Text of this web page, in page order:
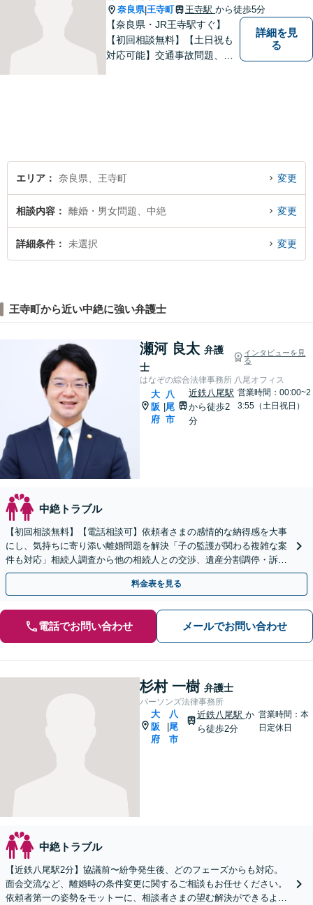
奈良県|王寺町 王寺駅 から徒歩5分
【奈良県・JR王寺駅すぐ】
【初回相談無料】【土日祝も
対応可能】交通事故問題、遺
詳細を見
る
エリア 奈良県、王寺町 変更
相談内容 離婚・男女問題、中絶 変更
詳細条件 未選択 変更
王寺町から近い中絶に強い弁護士
瀬河 良太 弁護
士
インタビューを見
る
はなぞの綜合法律事務所 八尾オフィス
大
阪
府
八
尾
市
近鉄八尾駅
から徒歩2
分
営業時間：00:00~2
3:55（土日祝日）
中絶トラブル
【初回相談無料】【電話相談可】依頼者さまの感情的な納得感を大事
にし、気持ちに寄り添い離婚問題を解決「子の監護が関わる複雑な案
件も対応」相続人調査から他の相続人との交渉、遺産分割調停・訴訟
までお任せください【完全個室対応】【休日・夜間相談可】
料金表を見る
電話でお問い合わせ メールでお問い合わせ
杉村 一樹 弁護士
パーソンズ法律事務所
大
阪
府
八
尾
市
近鉄八尾駅 か
ら徒歩2分
営業時間：本
日定休日
中絶トラブル
【近鉄八尾駅2分】協議前〜紛争発生後、どのフェーズからも対応。
面会交流など、離婚時の条件変更に関するご相談もお任せください。
依頼者第一の姿勢をモットーに、相談者さまの望む解決ができるよう